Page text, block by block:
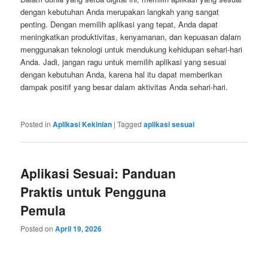
dengan kebutuhan Anda merupakan langkah yang sangat
penting. Dengan memilih aplikasi yang tepat, Anda dapat
meningkatkan produktivitas, kenyamanan, dan kepuasan dalam
menggunakan teknologi untuk mendukung kehidupan sehari-hari
Anda. Jadi, jangan ragu untuk memilih aplikasi yang sesuai
dengan kebutuhan Anda, karena hal itu dapat memberikan
dampak positif yang besar dalam aktivitas Anda sehari-hari.
Posted in Aplikasi Kekinian |Tagged aplikasi sesuai
Aplikasi Sesuai: Panduan
Praktis untuk Pengguna
Pemula
Posted onApril 19, 2026